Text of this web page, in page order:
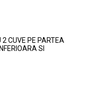
2 CUVE PE PARTEA
SI
160*70*85